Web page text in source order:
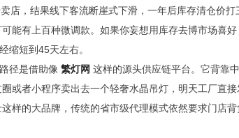
，结果线下客流断崖式下滑，一年后库存清仓价打
能有上百种微调款。如果你妄想用库存去博市场喜
缩短到45天左右。
径是借助像 繁灯网 这样的源头供应链平台。它背靠
或者小程序卖出去一个轻奢水晶吊灯，明天工厂直
样的大品牌，传统的省市级代理模式依然要求门店